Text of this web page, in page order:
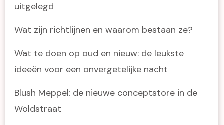
uitgelegd
Wat zijn richtlijnen en waarom bestaan ze?
Wat te doen op oud en nieuw: de leukste
ideeën voor een onvergetelijke nacht
Blush Meppel: de nieuwe conceptstore in de
Woldstraat